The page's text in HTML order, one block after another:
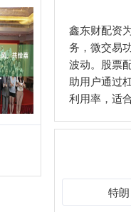
鑫东财配资
务，微交易
波动。股票
助用户通过
利用率，适
特朗